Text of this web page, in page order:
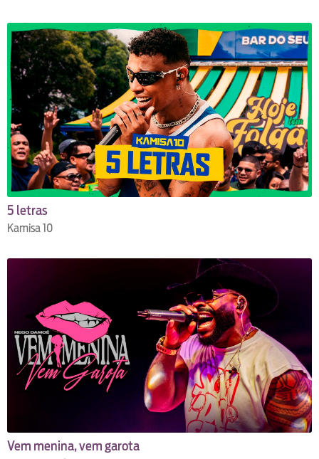
5 letras
Kamisa 10
Vem menina, vem garota